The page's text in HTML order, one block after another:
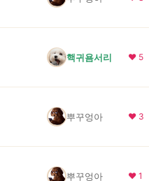
핵귀욤서리 ❤ 5
뿌꾸엉아 ❤ 3
뿌꾸엉아 ❤ 1